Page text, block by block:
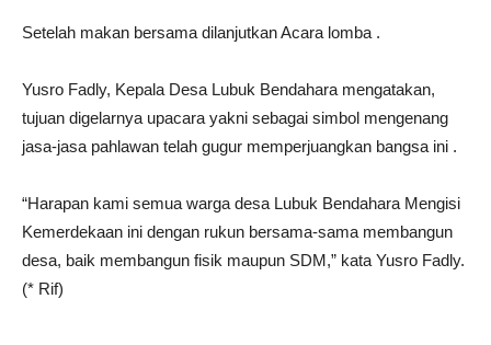
Setelah makan bersama dilanjutkan Acara lomba .
Yusro Fadly, Kepala Desa Lubuk Bendahara mengatakan,
tujuan digelarnya upacara yakni sebagai simbol mengenang
jasa-jasa pahlawan telah gugur memperjuangkan bangsa ini .
“Harapan kami semua warga desa Lubuk Bendahara Mengisi
Kemerdekaan ini dengan rukun bersama-sama membangun
desa, baik membangun fisik maupun SDM,” kata Yusro Fadly.
(* Rif)